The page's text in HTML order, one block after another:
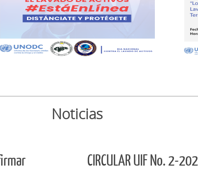
Noticias
CIRCULAR UIF No. 2-